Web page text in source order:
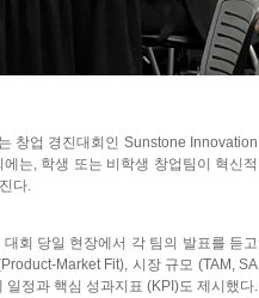
창업 경진대회인 Sunstone Innovation
는, 학생 또는 비학생 창업팀이 혁신적
다.
회 당일 현장에서 각 팀의 발표를 듣고
Market Fit), 시장 규모 (TAM, SA
정과 핵심 성과지표 (KPI)도 제시했다.